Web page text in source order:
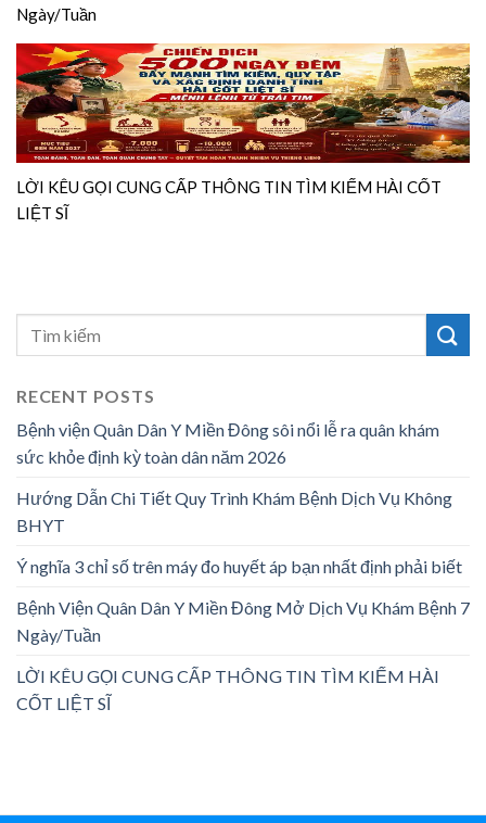
Ngày/Tuần
LỜI KÊU GỌI CUNG CẤP THÔNG TIN TÌM KIẾM HÀI CỐT
LIỆT SĨ
RECENT POSTS
Bệnh viện Quân Dân Y Miền Đông sôi nổi lễ ra quân khám
sức khỏe định kỳ toàn dân năm 2026
Hướng Dẫn Chi Tiết Quy Trình Khám Bệnh Dịch Vụ Không
BHYT
Ý nghĩa 3 chỉ số trên máy đo huyết áp bạn nhất định phải biết
Bệnh Viện Quân Dân Y Miền Đông Mở Dịch Vụ Khám Bệnh 7
Ngày/Tuần
LỜI KÊU GỌI CUNG CẤP THÔNG TIN TÌM KIẾM HÀI
CỐT LIỆT SĨ